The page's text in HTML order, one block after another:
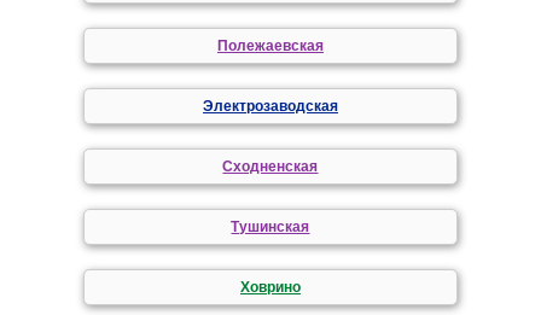
Полежаевская
Электрозаводская
Сходненская
Тушинская
Ховрино